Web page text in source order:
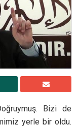
Bizi de
yerle bir oldu.